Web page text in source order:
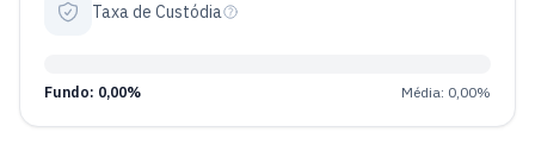
Taxa de Custódia
Fundo: 0,00% Média: 0,00%